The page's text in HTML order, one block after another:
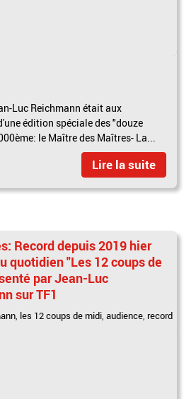
Luc Reichmann était aux
édition spéciale des "douze
le Maître des Maîtres- La...
Lire la suite
Record depuis 2019 hier
quotidien "Les 12 coups de
par Jean-Luc
sur TF1
, les 12 coups de midi,audience, record